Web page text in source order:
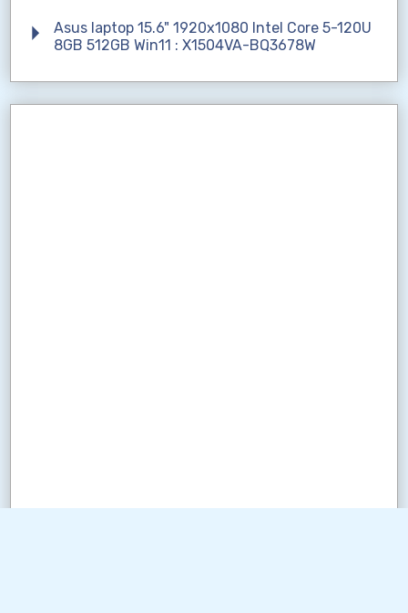
Asus laptop 15.6" 1920x1080 Intel Core 5-120U
8GB 512GB Win11 : X1504VA-BQ3678W